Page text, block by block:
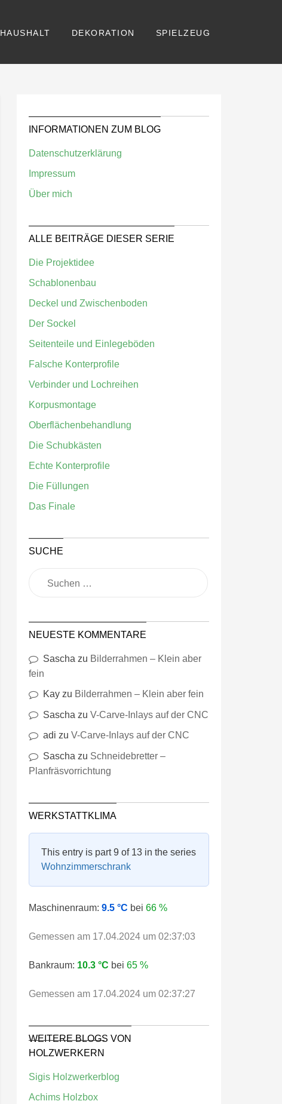
HAUSHALT DEKORATION SPIELZEUG
INFORMATIONEN ZUM BLOG
Datenschutzerklärung
Impressum
Über mich
ALLE BEITRÄGE DIESER SERIE
Die Projektidee
Schablonenbau
Deckel und Zwischenboden
Der Sockel
Seitenteile und Einlegeböden
Falsche Konterprofile
Verbinder und Lochreihen
Korpusmontage
Oberflächenbehandlung
Die Schubkästen
Echte Konterprofile
Die Füllungen
Das Finale
SUCHE
NEUESTE KOMMENTARE
Sascha zu Bilderrahmen – Klein aber
fein
Kay zu Bilderrahmen – Klein aber fein
Sascha zu V-Carve-Inlays auf der CNC
adi zu V-Carve-Inlays auf der CNC
Sascha zu Schneidebretter –
Planfräsvorrichtung
WERKSTATTKLIMA
This entry is part 9 of 13 in the series
Wohnzimmerschrank
Maschinenraum: 9.5 °C bei 66 %
Gemessen am 17.04.2024 um 02:37:03
Bankraum: 10.3 °C bei 65 %
Gemessen am 17.04.2024 um 02:37:27
WEITERE BLOGS VON
HOLZWERKERN
Sigis Holzwerkerblog
Achims Holzbox